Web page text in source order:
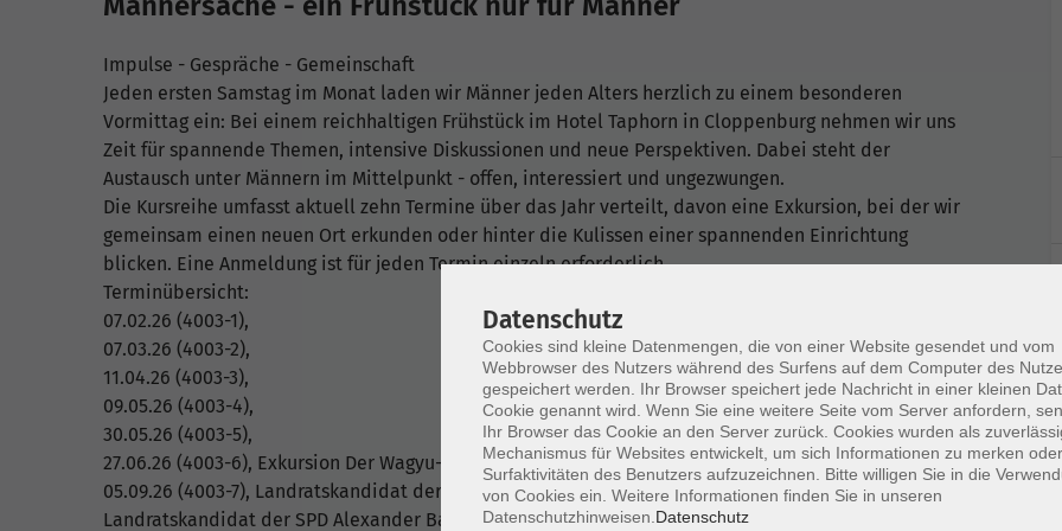
Impulse - Gespräche - Gemeinschaft
Jeden ersten Samstag im Monat laden wir Männer jeden Alters herzlich zu einem besonderen
Vormittag ein: Bei einem reichhaltigen Frühstück im Hotel Taphorn in Cloppenburg nehmen wir uns
Zeit für spannende Themen, intensive Diskussionen und neue Perspektiven. Dabei steht der
Austausch unter Männern im Mittelpunkt - offen, interessiert und ungezwungen.
Die Kursreihe umfasst aktuell zehn Termine über das Jahr verteilt, davon eine Exkursion, bei der wir
gemeinsam einen neuen Ort erkunden oder hinter die Kulissen einer spannenden Einrichtung
blicken. Eine Anmeldung ist für jeden Termin einzeln erforderlich.
Terminübersicht:
07.02.26 (4003-1),
07.03.26 (4003-2),
11.04.26 (4003-3),
09.05.26 (4003-4),
30.05.26 (4003-5),
27.06.26 (4003-6), Exkursion Der Wagyu-Hof in Garrel
05.09.26 (4003-7), Landratskandidat der AFD Josef Möddeken und
Landratskandidat der SPD Alexander Baxmann
Datenschutz
Cookies sind kleine Datenmengen, die von einer Website gesendet und vom
Webbrowser des Nutzers während des Surfens auf dem Computer des
gespeichert werden. Ihr Browser speichert jede Nachricht in einer kleinen
Cookie genannt wird. Wenn Sie eine weitere Seite vom Server anfordern,
Ihr Browser das Cookie an den Server zurück. Cookies wurden als
Mechanismus für Websites entwickelt, um sich Informationen zu merken
Surfaktivitäten des Benutzers aufzuzeichnen. Bitte willigen Sie in die
von Cookies ein. Weitere Informationen finden Sie in unseren
Datenschutzhinweisen. Datenschutz